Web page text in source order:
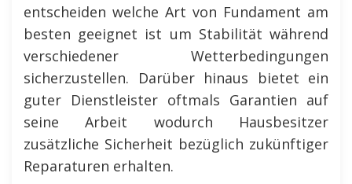
entscheiden welche Art von Fundament am
besten geeignet ist um Stabilität während
verschiedener Wetterbedingungen
sicherzustellen. Darüber hinaus bietet ein
guter Dienstleister oftmals Garantien auf
seine Arbeit wodurch Hausbesitzer
zusätzliche Sicherheit bezüglich zukünftiger
Reparaturen erhalten.